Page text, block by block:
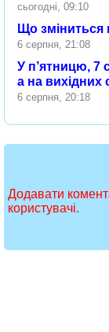
сьогодні, 09:10
Що зміниться
6 серпня, 21:08
У п’ятницю, 7
а на вихідних
6 серпня, 20:18
Додавати
користувачі.